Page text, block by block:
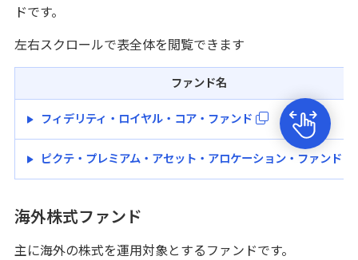
ドです。
左右スクロールで表全体を閲覧できます
ファンド名
フィデリティ・ロイヤル・コア・ファンド
ピクテ・プレミアム・アセット・アロケーション・ファンド
海外株式ファンド
主に海外の株式を運用対象とするファンドです。